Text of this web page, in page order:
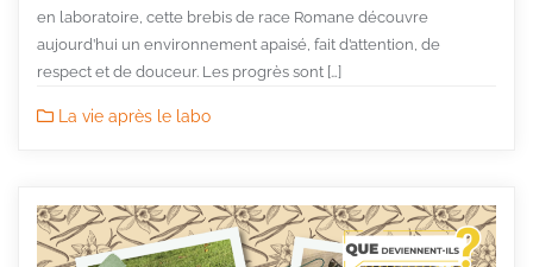
en laboratoire, cette brebis de race Romane découvre
aujourd’hui un environnement apaisé, fait d’attention, de
respect et de douceur. Les progrès sont […]
La vie après le labo